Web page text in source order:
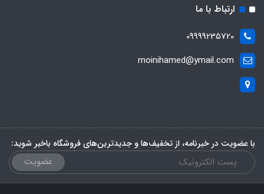
ارتباط با ما
09999235720
moinihamed@ymail.com
با عضویت در خبرنامه، از تخفیف‌ها و جدیدترین‌های فروشگاه باخبر شوید:
عضویت